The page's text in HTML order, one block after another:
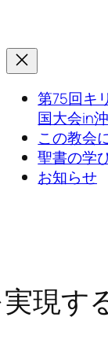
第75回キ
国大会in
この教会
聖書の学
お知らせ
現す